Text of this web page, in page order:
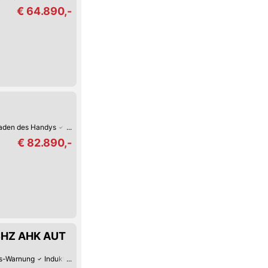
€ 64.890,-
des Handys Apple CarPlay
€ 82.890,-
AHK AUT
Warnung Induktives Laden des Handys